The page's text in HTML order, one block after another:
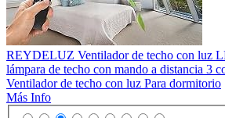
REYDELUZ Ventilador de techo con luz
lámpara de techo con mando a distancia 3
Ventilador de techo con luz Para dormitorio
Más Info